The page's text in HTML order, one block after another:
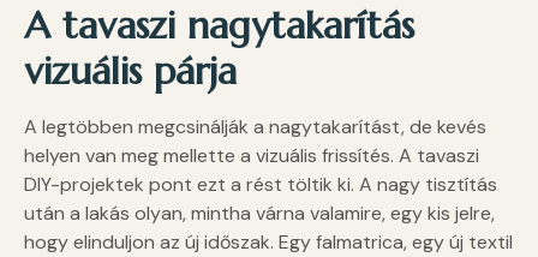
A tavaszi nagytakarítás
vizuális párja
A legtöbben megcsinálják a nagytakarítást, de kevés
helyen van meg mellette a vizuális frissítés. A tavaszi
DIY-projektek pont ezt a rést töltik ki. A nagy tisztítás
után a lakás olyan, mintha várna valamire, egy kis jelre,
hogy elinduljon az új időszak. Egy falmatrica, egy új textil